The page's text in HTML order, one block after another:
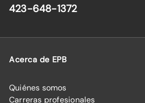
423-648-1372
Acerca de EPB
Quiénes somos
Carreras profesionales